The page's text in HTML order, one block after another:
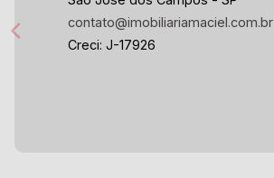
contato@imobiliariamaciel.com.br
Creci: J-17926